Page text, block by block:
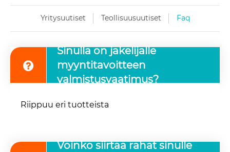
Yritysuutiset Teollisuusuutiset Faq
Sinulla on jakelijalle
myyntitavoitteen
valmistusvaatimus?
Riippuu eri tuotteista
Voinko siirtää rahat sinulle